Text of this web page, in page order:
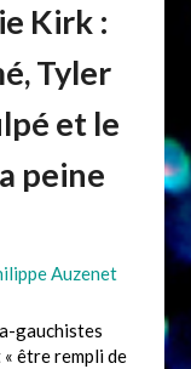
Kirk :
Tyler
et le
peine
Auzenet
gauchistes
« être rempli de